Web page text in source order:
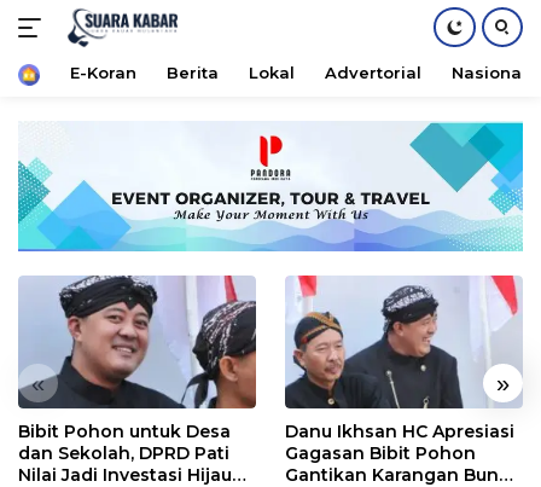
konten
HomeE-Koran Berita Lokal Advertorial Nasional
« »
Bibit Pohon untuk Desa
dan Sekolah, DPRD Pati
Nilai Jadi Investasi Hijau
Danu Ikhsan HC Apresiasi
Gagasan Bibit Pohon
Gantikan Karangan Bunga